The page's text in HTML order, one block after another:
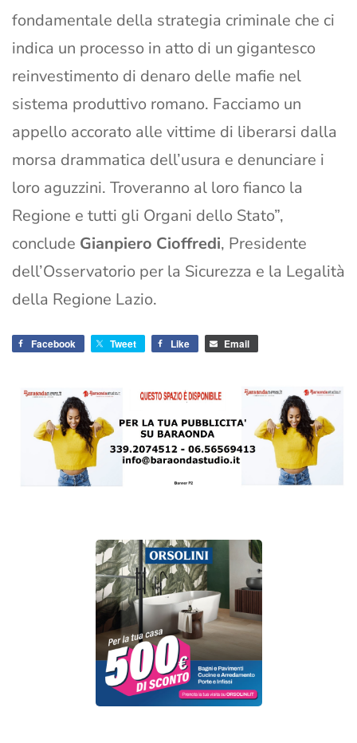
fondamentale della strategia criminale che ci
indica un processo in atto di un gigantesco
reinvestimento di denaro delle mafie nel
sistema produttivo romano. Facciamo un
appello accorato alle vittime di liberarsi dalla
morsa drammatica dell’usura e denunciare i
loro aguzzini. Troveranno al loro fianco la
Regione e tutti gli Organi dello Stato”,
conclude Gianpiero Cioffredi, Presidente
dell’Osservatorio per la Sicurezza e la Legalità
della Regione Lazio.
Facebook Tweet Like Email